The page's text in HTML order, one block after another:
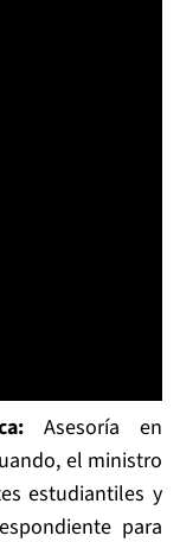
Asesoría en
el ministro
estudiantiles y
para